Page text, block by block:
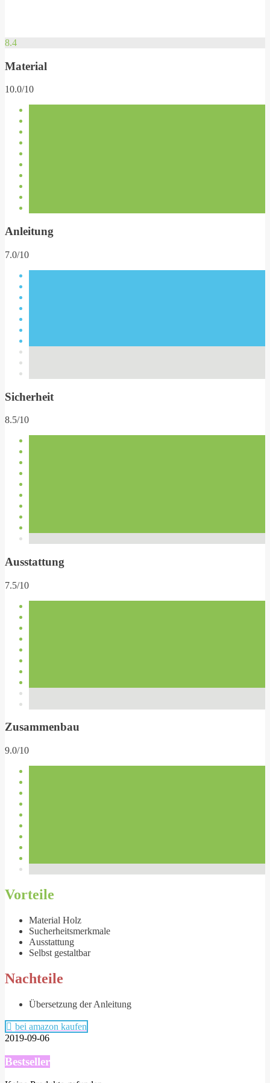
8.4
Material
10.0/10
Anleitung
7.0/10
Sicherheit
8.5/10
Ausstattung
7.5/10
Zusammenbau
9.0/10
Vorteile
Material Holz
Sucherheitsmerkmale
Ausstattung
Selbst gestaltbar
Nachteile
Übersetzung der Anleitung
bei amazon kaufen
2019-09-06
Bestseller